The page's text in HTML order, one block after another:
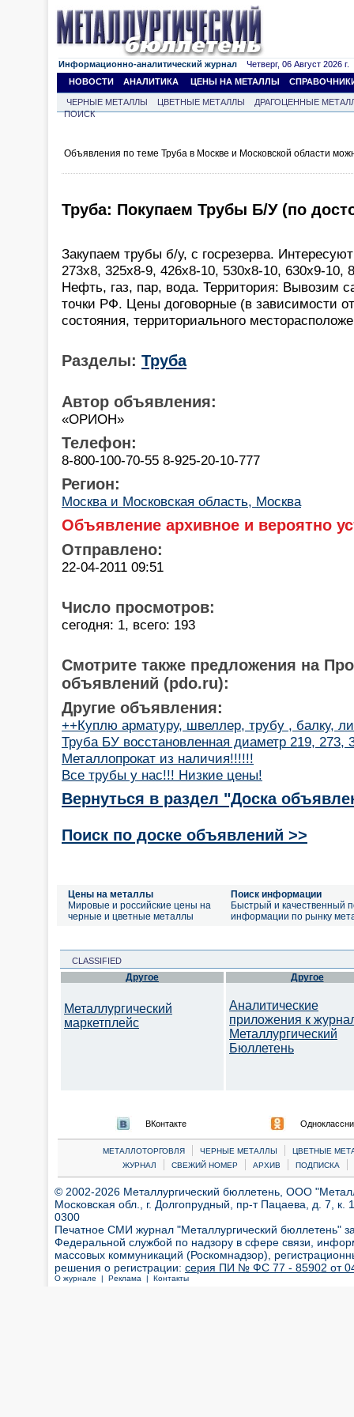
Информационно-аналитический журнал Четверг, 06 Август 2026 г.
НОВОСТИ
АНАЛИТИКА ЦЕНЫ НА МЕТАЛЛЫ
ЧЕРНЫЕ МЕТАЛЛЫ ЦВЕТНЫЕ МЕТАЛЛЫ
ДРАГОЦЕННЫЕ
ПОИСК
Объявления по теме Труба в Москве и Московской области
Труба: Покупаем Трубы Б/У (по
Закупаем трубы б/у, с госрезерва.
273х8, 325х8-9, 426х8-10, 530х8-10, 630х9-10,
Нефть, газ, пар, вода. Территория: Вывозим
точки РФ. Цены договорные (в зависимости
состояния, территориального
Разделы: Труба
Автор объявления:
«ОРИОН»
Телефон:
8-800-100-70-55 8-925-20-10-777
Регион:
Москва и Московская область, Москва
Объявление архивное и вероятно
Отправлено:
22-04-2011 09:51
Число просмотров:
сегодня: 1, всего: 193
Смотрите также предложения на
объявлений (pdo.ru):
Другие объявления:
++Куплю арматуру, швеллер, трубу , балку,
Труба БУ восстановленная диаметр 219, 273,
Металлопрокат из наличия!!!!!!
Все трубы у нас!!! Низкие цены!
Вернуться в раздел "Доска
Поиск по доске объявлений >>
Цены на металлы
Мировые и российские цены на
черные и цветные металлы
Поиск информации
Быстрый и качественный
информации по рынку
CLASSIFIED
Другое
Металлургический
маркетплейс
Другое
Аналитические
приложения к
Металлургический
Бюллетень
ВКонтакте
МЕТАЛЛОТОРГОВЛЯ | ЧЕРНЫЕ МЕТАЛЛЫ |
ЦВЕТНЫЕ
ЖУРНАЛ
| СВЕЖИЙ НОМЕР | АРХИВ | ПОДПИСКА |
© 2002-2026 Металлургический бюллетень, ООО
Московская обл., г. Долгопрудный, пр-т Пацаева, д. 7,
0300
Печатное СМИ журнал "Металлургический бюллетень"
Федеральной службой по надзору в сфере связи,
массовых коммуникаций (Роскомнадзор),
решения о регистрации: серия ПИ № ФС 77 - 85902 от 04
О журнале | Реклама | Контакты